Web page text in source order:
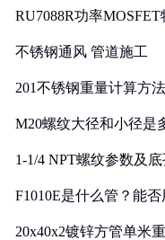
RU7088R功率
不锈钢通风 管道施工
201不锈钢重量计算方
M20螺纹大径和小径是
1-1/4 NPT螺纹参数及
F1010E是什么管？能否
20x40x2镀锌方管单米